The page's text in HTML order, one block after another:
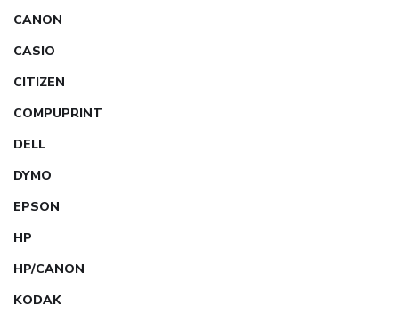
CANON
CASIO
CITIZEN
COMPUPRINT
DELL
DYMO
EPSON
HP
HP/CANON
KODAK